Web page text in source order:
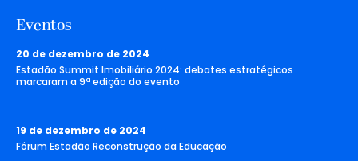
Eventos
20 de dezembro de 2024
Estadão Summit Imobiliário 2024: debates estratégicos
marcaram a 9ª edição do evento
19 de dezembro de 2024
Fórum Estadão Reconstrução da Educação